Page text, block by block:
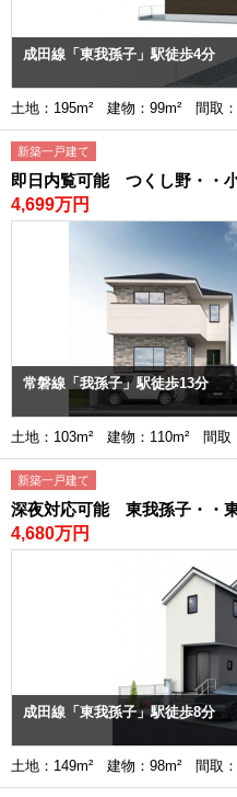
成田線「東我孫子」駅徒歩4分
土地：195m² 建物：99m² 間取
新築一戸建て
即日内覧可能 つくし野・・
4,699万円
常磐線「我孫子」駅徒歩13分
土地：103m² 建物：110m² 間
新築一戸建て
深夜対応可能 東我孫子・・
4,680万円
成田線「東我孫子」駅徒歩8分
土地：149m² 建物：98m² 間取